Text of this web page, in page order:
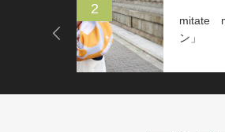
2
mitate
ン」